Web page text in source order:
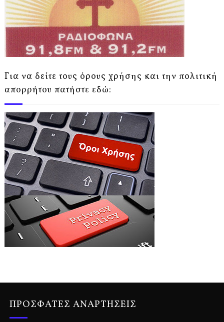
Για να δείτε τους όρους χρήσης και την πολιτική
απορρήτου πατήστε εδώ:
ΠΡΟΣΦΑΤΕΣ ΑΝΑΡΤΗΣΕΙΣ